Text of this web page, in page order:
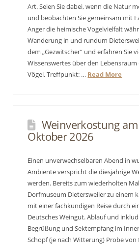
Art. Seien Sie dabei, wenn die Natur
und beobachten Sie gemeinsam mit
Anger die heimische Vogelvielfalt
Wanderung in und rundum
dem „Gezwitscher“ und erfahren Sie
Wissenswertes über den
Vögel. Treffpunkt: … Read More
Weinverkostung
Oktober 2026
Einen unverwechselbaren Abend in
Ambiente verspricht die diesjährige
werden. Bereits zum wiederholten
Dorfmuseum Dietersweiler zu einem
mit einer fachkundigen Reise durch
Deutsches Weingut. Ablauf und
Begrüßung und Sektempfang im
Schopf (je nach Witterung) Probe